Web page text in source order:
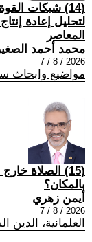
(14) شبكات
لتحليل إعادة
المعاصر
محمد أحمد
2026 / 8 / 7
مواضيع وابحاث
(15) الصلاة
بالمكان؟
أيمن زهري
2026 / 8 / 7
العلمانية،